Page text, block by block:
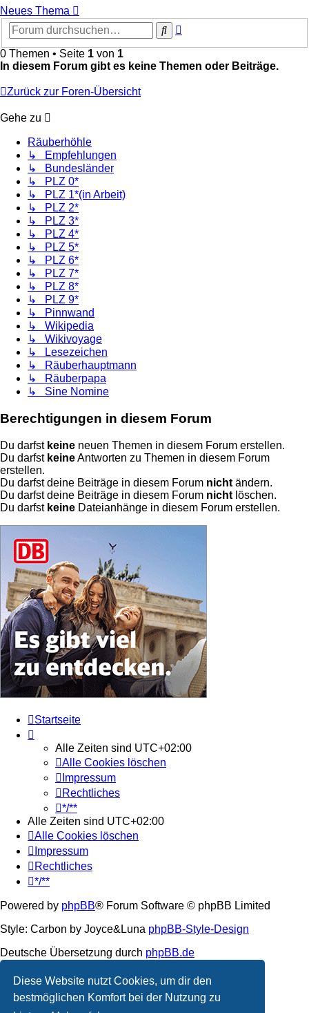
Diese Website nutzt Cookies, um dir den
bestmöglichen Komfort bei der Nutzung zu
Neues Thema
Suche
0 Themen • Seite 1 von 1
In diesem Forum gibt es keine Themen oder Beiträge.
Zurück zur Foren-Übersicht
Gehe zu
Räuberhöhle
↳ Empfehlungen
↳ Bundesländer
↳ PLZ 0*
↳ PLZ 1*(in Arbeit)
↳ PLZ 2*
↳ PLZ 3*
↳ PLZ 4*
↳ PLZ 5*
↳ PLZ 6*
↳ PLZ 7*
↳ PLZ 8*
↳ PLZ 9*
↳ Pinnwand
↳ Wikipedia
↳ Wikivoyage
↳ Lesezeichen
↳ Räuberhauptmann
↳ Räuberpapa
↳ Sine Nomine
Berechtigungen in diesem Forum
Du darfst keine neuen Themen in diesem Forum erstellen.
Du darfst keineAntworten zu Themen in diesem Forum
erstellen.
Du darfst deine Beiträge in diesem Forum nicht ändern.
Du darfst deine Beiträge in diesem Forum nicht löschen.
Du darfst keine Dateianhänge in diesem Forum erstellen.
Startseite
Alle Zeiten sind UTC+02:00
Alle Cookies löschen
Impressum
Rechtliches
*/**
Alle Zeiten sind UTC+02:00
Alle Cookies löschen
Impressum
Rechtliches
*/**
Powered by phpBB® Forum Software © phpBB Limited
Style: Carbon by Joyce&Luna phpBB-Style-Design
Deutsche Übersetzung durch phpBB.de
Datenschutz |Nutzungsbedingungen